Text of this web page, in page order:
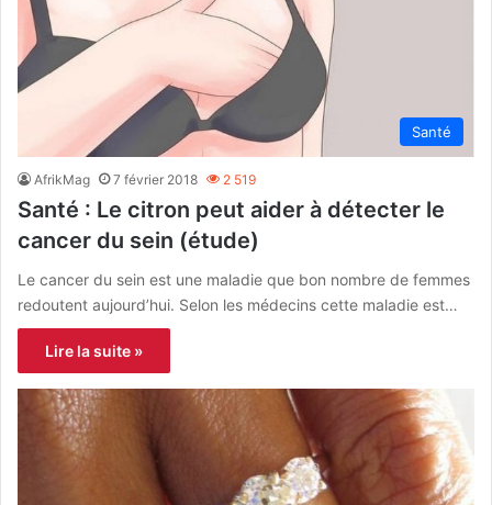
Santé
AfrikMag 7 février 2018 2 519
Santé : Le citron peut aider à détecter le
cancer du sein (étude)
Le cancer du sein est une maladie que bon nombre de femmes
redoutent aujourd’hui. Selon les médecins cette maladie est…
Lire la suite »